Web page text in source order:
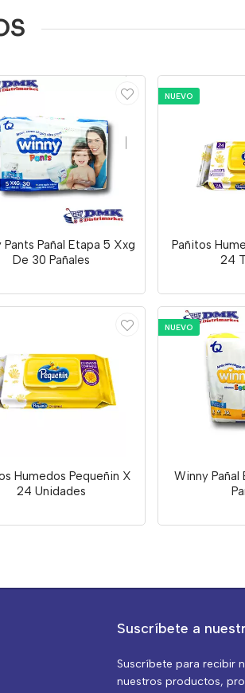
Pants Pañal Etapa 5 Xxg
De 30 Pañales
NUEVO
Pañitos
24
Humedos Pequeñin X
24 Unidades
NUEVO
Winny Pañal
Suscríbete a
Suscríbete para recibir
nuestros productos,